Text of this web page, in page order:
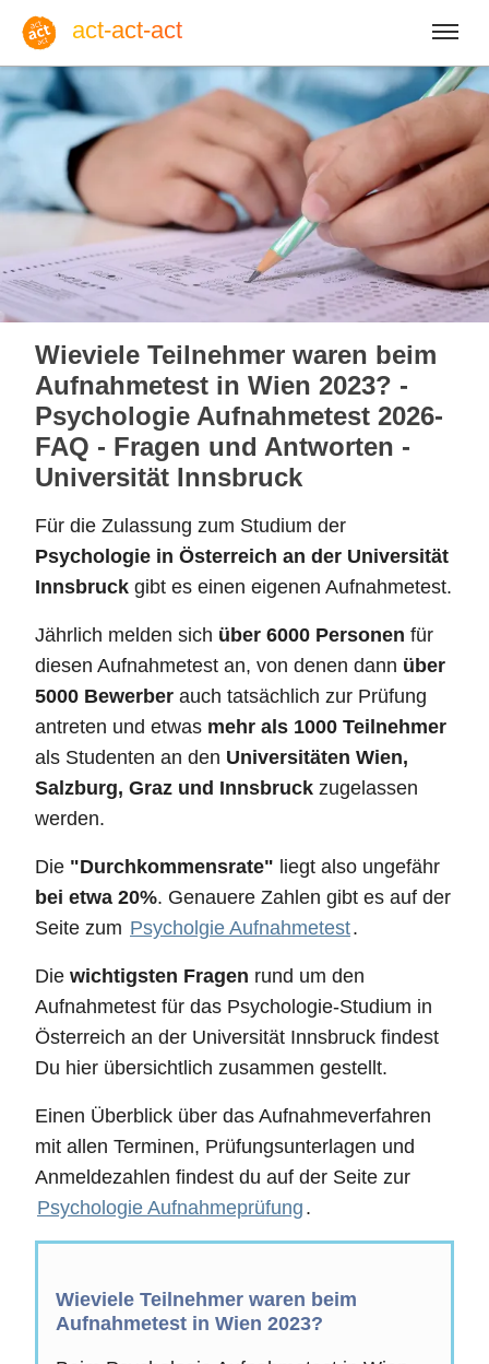
act-act-act
Anmelden
Blog
So, 09. August 2026 | 32
Englisch Deutsch Spanisch
Wieviele Teilnehmer waren beim
Aufnahmetest in Wien 2023? -
Psychologie Aufnahmetest 2026-
FAQ - Fragen und Antworten -
Universität Innsbruck
Für die Zulassung zum Studium der
Psychologie in Österreich an der Universität
Innsbruck gibt es einen eigenen Aufnahmetest.
Jährlich melden sich über 6000 Personen für
diesen Aufnahmetest an, von denen dann über
5000 Bewerber auch tatsächlich zur Prüfung
antreten und etwas mehr als 1000 Teilnehmer
als Studenten an den Universitäten Wien,
Salzburg, Graz und Innsbruck zugelassen
werden.
Die "Durchkommensrate" liegt also ungefähr
bei etwa 20%. Genauere Zahlen gibt es auf der
Seite zum Psycholgie Aufnahmetest.
Die wichtigsten Fragen rund um den
Aufnahmetest für das Psychologie-Studium in
Österreich an der Universität Innsbruck findest
Du hier übersichtlich zusammen gestellt.
Einen Überblick über das Aufnahmeverfahren
mit allen Terminen, Prüfungsunterlagen und
Anmeldezahlen findest du auf der Seite zur
Psychologie Aufnahmeprüfung .
Wieviele Teilnehmer waren beim
Aufnahmetest in Wien 2023?